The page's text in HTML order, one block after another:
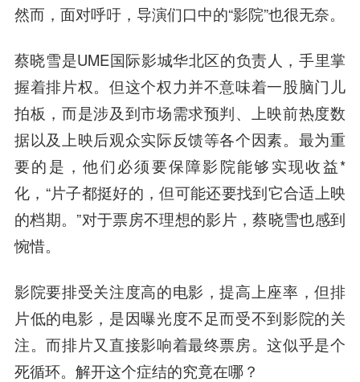
然而，面对呼吁，导演们口中的“影院”也很无奈。
蔡晓雪是UME国际影城华北区的负责人，手里掌
握着排片权。但这个权力并不意味着一股脑门儿
拍板，而是涉及到市场需求预判、上映前热度数
据以及上映后观众实际反馈等各个因素。最为重
要的是，他们必须要保障影院能够实现收益*
化，“片子都挺好的，但可能还要找到它合适上映
的档期。”对于票房不理想的影片，蔡晓雪也感到
惋惜。
影院要排受关注度高的电影，提高上座率，但排
片低的电影，是因曝光度不足而受不到影院的关
注。而排片又直接影响着最终票房。这似乎是个
死循环。解开这个症结的究竟在哪？